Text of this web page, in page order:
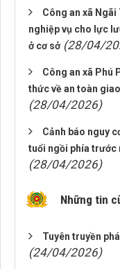
Công an xã
nghiệp vụ cho lực
ở cơ sở (28/04/
Công an xã Phú
thức về an toàn
(28/04/2026)
Cảnh báo nguy
tuổi ngồi phía trước
(28/04/2026)
Những tin
Tuyên truyền
(24/04/2026)